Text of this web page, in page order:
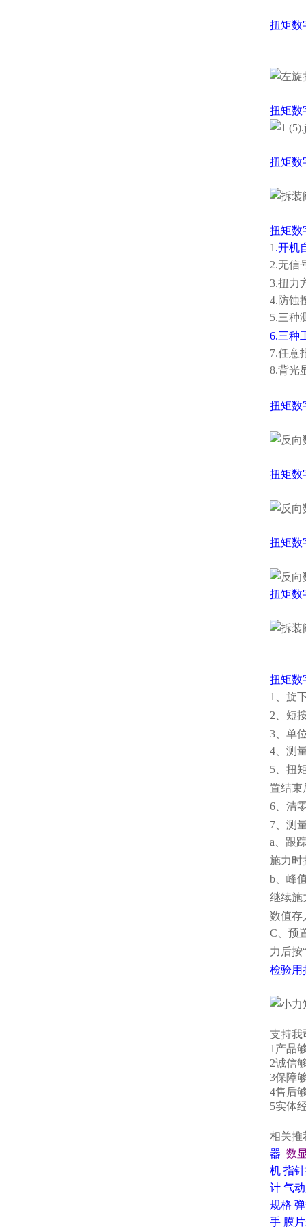
扭矩数
扭矩数
扭矩数
扭矩数
1 .开机
2.无信
3.扭力
4.防蚀
5.三种
6.三种
7.任意
8.背光
扭矩数
扭矩数
扭矩数
扭矩数
扭矩数
1、旋
2、短
3、单
4、测
5、扭
置结束
6、清
7、测
a、跟
施力时
b、峰
继续施
数值存
C、预
力后按
检验用
支持我
1产品
2诚信
3保障
4售后
5实体
相关推
器 数
机 指
计 气
规格
手 膜